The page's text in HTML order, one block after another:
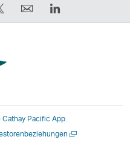
Twittern
–
wird
neuen
Fenster
geöffnet,
Mail
neuen
Fenster
geöffnet,
LinkedIn
Der
Fenster
geöffnet,
das
Cathay Pacific App
Neues